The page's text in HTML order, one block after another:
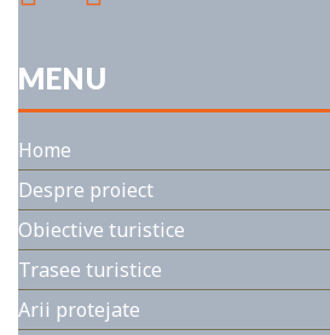
MENU
Home
Despre proiect
Obiective turistice
Trasee turistice
Arii protejate